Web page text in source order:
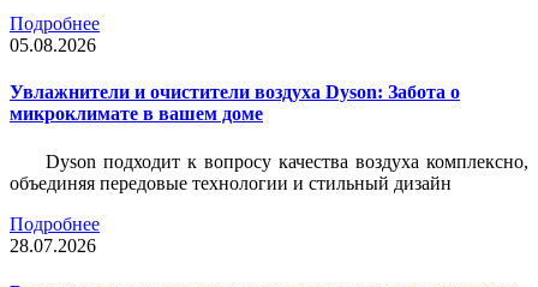
Подробнее
05.08.2026
Увлажнители и очистители воздуха Dyson: Забота о
микроклимате в вашем доме
Dyson подходит к вопросу качества воздуха комплексно,
объединяя передовые технологии и стильный дизайн
Подробнее
28.07.2026